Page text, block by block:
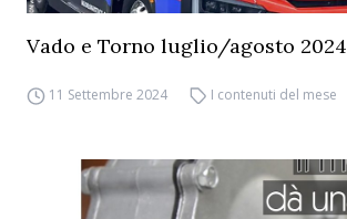
Vado e Torno luglio/agosto 2024
11 Settembre 2024 I contenuti del mese